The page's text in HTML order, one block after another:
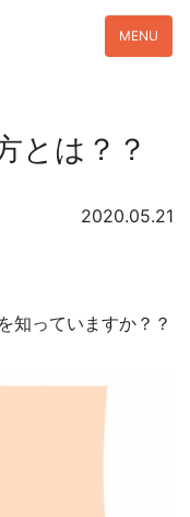
MENU
とは？？
2020.05.21
知っていますか？？